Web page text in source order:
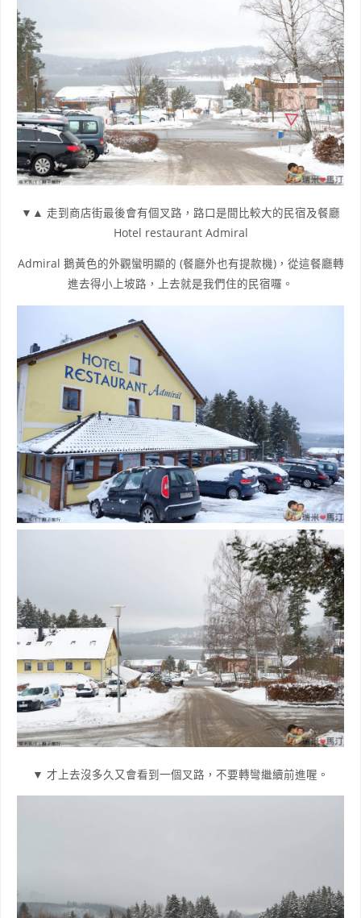
▼▲ 走到商店街最後會有個叉路，路口是間比較大的民宿及餐廳
Hotel restaurant Admiral
Admiral 鵝黃色的外觀蠻明顯的 (餐廳外也有提款機)，從這餐廳轉
進去得小上坡路，上去就是我們住的民宿囉。
▼ 才上去沒多久又會看到一個叉路，不要轉彎繼續前進喔。